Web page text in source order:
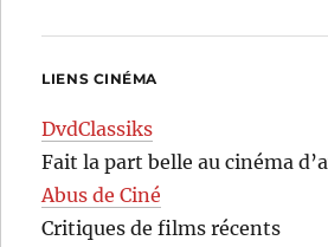
LIENS CINÉMA
DvdClassiks
Fait la part belle au cinéma
Abus de Ciné
Critiques de films récents